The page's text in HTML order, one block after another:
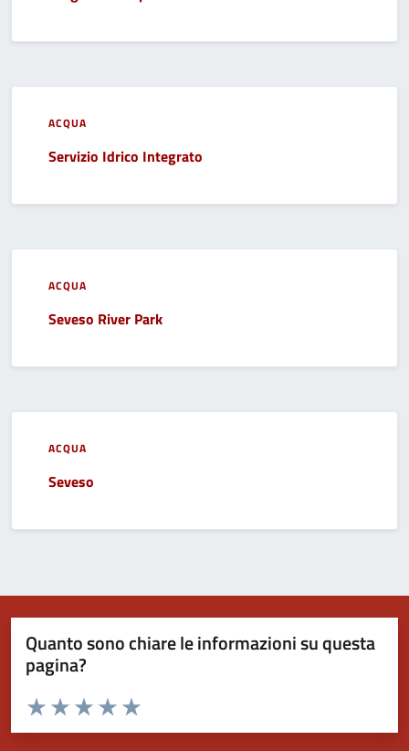
ACQUA
Servizio Idrico Integrato
ACQUA
Seveso River Park
ACQUA
Seveso
Quanto sono chiare le informazioni su questa
pagina?
Valuta da 1 a 5 stelle la pagina
Valuta 5 stelle su 5
Valuta 4 stelle su 5
Valuta 3 stelle su 5
Valuta 2 stelle su 5
Valuta 1 stelle su 5